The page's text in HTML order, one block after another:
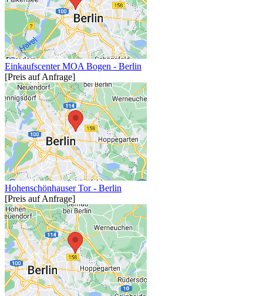
Einkaufscenter MOA Bogen - Berlin
[Preis auf Anfrage]
Hohenschönhauser Tor - Berlin
[Preis auf Anfrage]